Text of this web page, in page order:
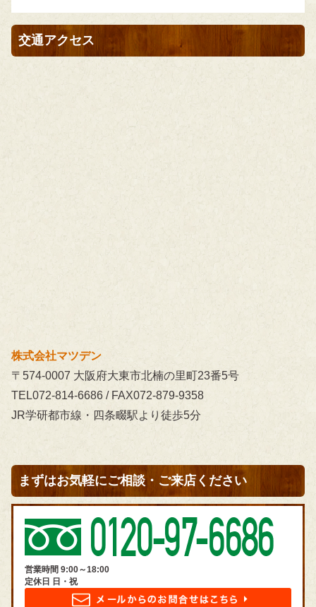
交通アクセス
株式会社マツデン
〒574-0007 大阪府大東市北楠の里町23番5号
TEL072-814-6686 / FAX072-879-9358
JR学研都市線・四条畷駅より徒歩5分
まずはお気軽にご相談・ご来店ください
営業時間 9:00～18:00
定休日 日・祝